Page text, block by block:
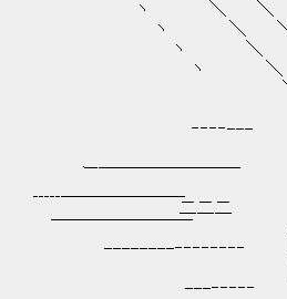
ヽ ＼
ヽ ＼ ＼
ヽ ＼
ヽ
＼ ／
／ lﾞ ,,
‐‐‐‐--- |
| ,.､r'!
ー――――――――
_____＿＿
二二二 ／ ./!
￣￣￣￣￣￣
--------
| ./ | | |
---‐‐‐‐‐